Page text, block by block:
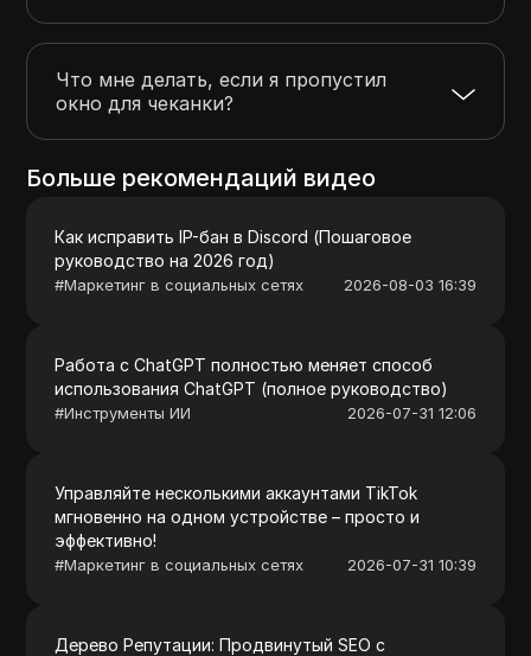
Что мне делать, если я пропустил
окно для чеканки?
Больше рекомендаций видео
Как исправить IP-бан в Discord (Пошаговое
руководство на 2026 год)
#Маркетинг в социальных сетях 2026-08-03 16:39
Работа с ChatGPT полностью меняет способ
использования ChatGPT (полное руководство)
#Инструменты ИИ 2026-07-31 12:06
Управляйте несколькими аккаунтами TikTok
мгновенно на одном устройстве – просто и
эффективно!
#Маркетинг в социальных сетях 2026-07-31 10:39
Дерево Репутации: Продвинутый SEO с